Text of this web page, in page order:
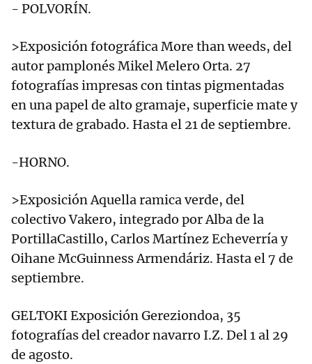
- POLVORÍN.
>Exposición fotográfica More than weeds, del
autor pamplonés Mikel Melero Orta. 27
fotografías impresas con tintas pigmentadas
en una papel de alto gramaje, superficie mate y
textura de grabado. Hasta el 21 de septiembre.
-HORNO.
>Exposición Aquella ramica verde, del
colectivo Vakero, integrado por Alba de la
PortillaCastillo, Carlos Martínez Echeverría y
Oihane McGuinness Armendáriz. Hasta el 7 de
septiembre.
GELTOKI Exposición Gereziondoa, 35
fotografías del creador navarro I.Z. Del 1 al 29
de agosto.